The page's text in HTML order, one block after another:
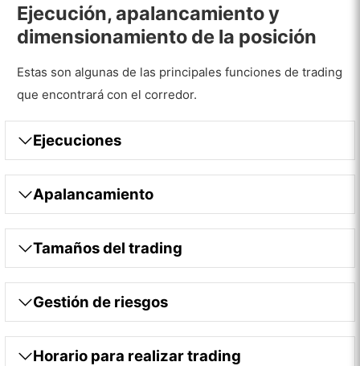
Ejecución, apalancamiento y
dimensionamiento de la posición
Estas son algunas de las principales funciones de trading
que encontrará con el corredor.
Ejecuciones
Apalancamiento
Tamaños del trading
Gestión de riesgos
Horario para realizar trading